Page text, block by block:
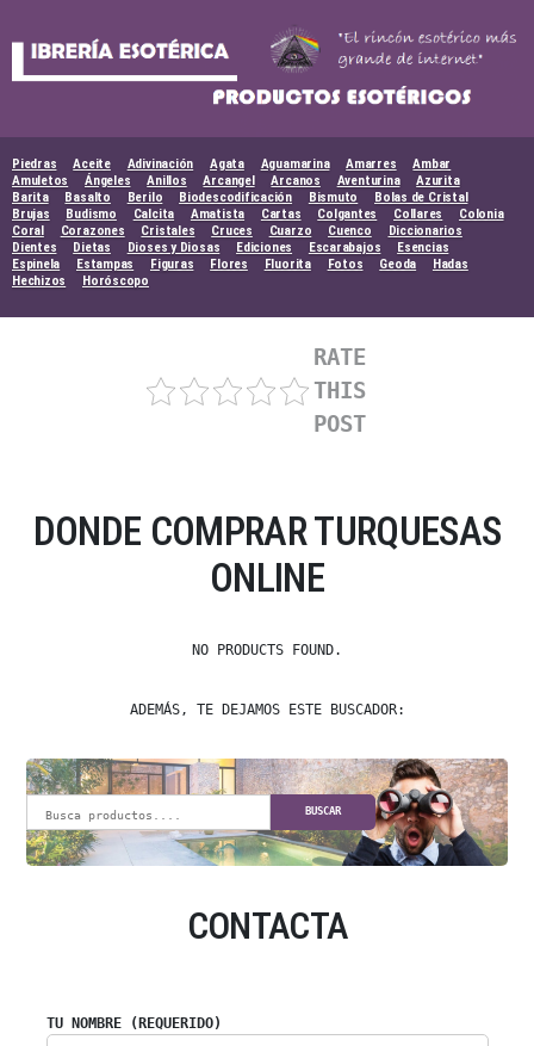
Piedras Aceite Adivinación Agata Aguamarina Amarres
Ambar
Amuletos
Ángeles Anillos Arcangel Arcanos Aventurina
Azurita
Barita
Basalto Berilo Biodescodificación Bismuto
Bolas de Cristal
Brujas
Budismo Calcita Amatista Cartas Colgantes Collares
Colonia
Coral
Corazones Cristales Cruces Cuarzo Cuenco
Diccionarios
Dientes
Dietas Dioses y Diosas Ediciones Escarabajos
Esencias
Espinela
Estampas Figuras Flores Fluorita Fotos Geoda
Hadas
Hechizos
Horóscopo
RATE
THIS
POST
DONDE COMPRAR TURQUESAS
ONLINE
NO PRODUCTS FOUND.
ADEMÁS, TE DEJAMOS ESTE BUSCADOR:
BUSCAR
CONTACTA
TU NOMBRE (REQUERIDO)